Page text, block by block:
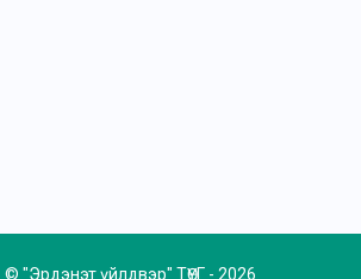
© "Эрдэнэт үйлдвэр" ТӨҮГ - 2026